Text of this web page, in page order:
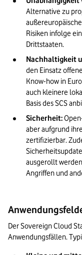
Alternative zu
Risiken infolge
Drittstaaten.
Nachhaltigkeit
den Einsatz
Know-how in
auch kleinere
Basis des SCS
Sicherheit:
aber aufgrund
zertifizierbar.
ausgerollt
Angriffen und
Der Sovereign Cloud
Anwendungsfällen.